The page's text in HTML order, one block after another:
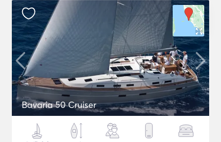
Bavaria 50 Cruiser